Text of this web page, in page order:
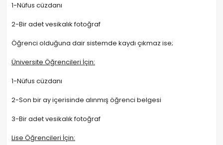
1-Nüfus cüzdanı
2-Bir adet vesikalık fotoğraf
Öğrenci olduğuna dair sistemde kaydı çıkmaz ise;
Üniversite Öğrencileri İçin:
1-Nüfus cüzdanı
2-Son bir ay içerisinde alınmış öğrenci belgesi
3-Bir adet vesikalık fotoğraf
Lise Öğrencileri İçin: